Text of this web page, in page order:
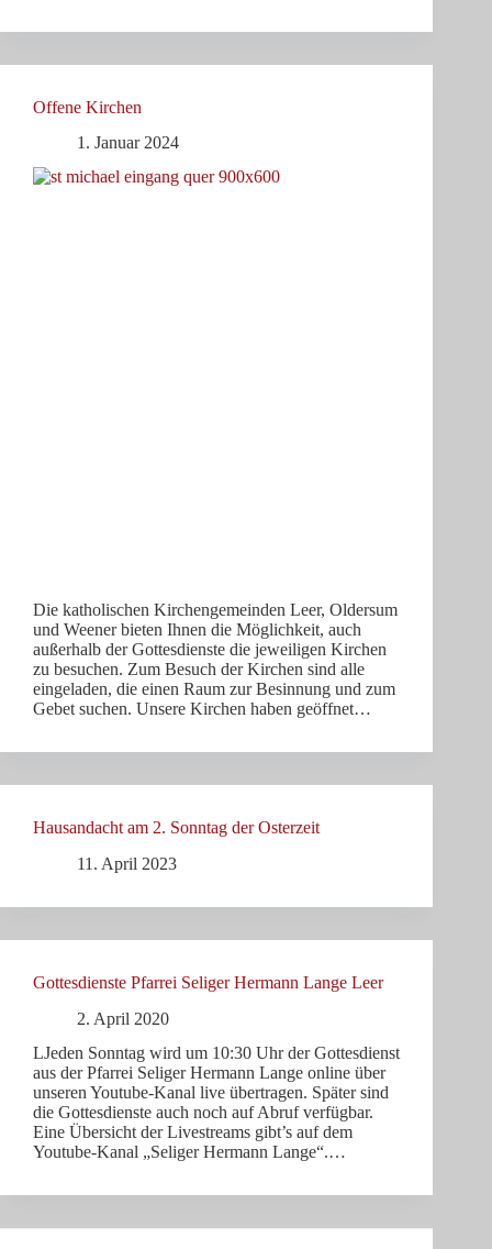
Offene Kirchen
1. Januar 2024
Die katholischen Kirchengemeinden Leer, Oldersum
und Weener bieten Ihnen die Möglichkeit, auch
außerhalb der Gottesdienste die jeweiligen Kirchen
zu besuchen. Zum Besuch der Kirchen sind alle
eingeladen, die einen Raum zur Besinnung und zum
Gebet suchen. Unsere Kirchen haben geöffnet…
Hausandacht am 2. Sonntag der Osterzeit
11. April 2023
Gottesdienste Pfarrei Seliger Hermann Lange Leer
2. April 2020
LJeden Sonntag wird um 10:30 Uhr der Gottesdienst
aus der Pfarrei Seliger Hermann Lange online über
unseren Youtube-Kanal live übertragen. Später sind
die Gottesdienste auch noch auf Abruf verfügbar.
Eine Übersicht der Livestreams gibt’s auf dem
Youtube-Kanal „Seliger Hermann Lange“.…